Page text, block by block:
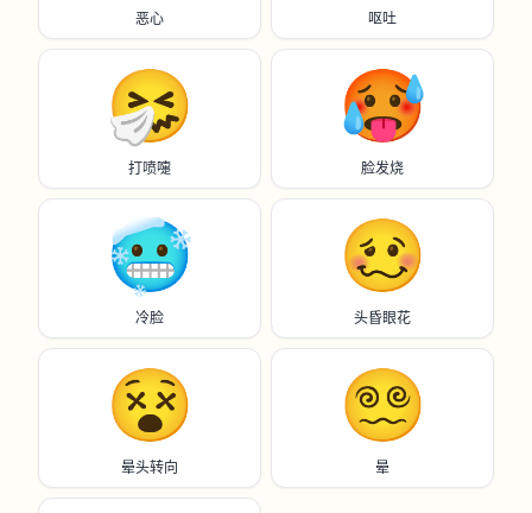
恶心 呕吐
🤧
打喷嚏
🥵
脸发烧
🥶
冷脸
🥴
头昏眼花
😵
晕头转向
😵‍💫
晕